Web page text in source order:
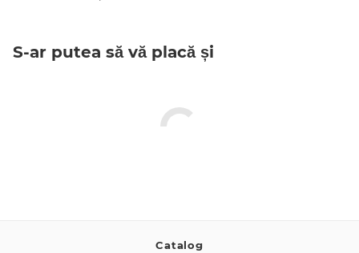
S-ar putea să vă placă și
Catalog